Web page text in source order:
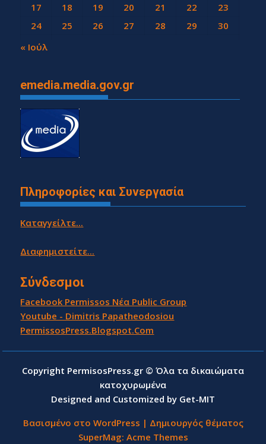
17
18 19 20 21 22
23
24
25 26 27 28 29
30
31
« Ιούλ
emedia.media.gov.gr
Πληροφορίες και Συνεργασία
Καταγγείλτε...
Διαφημιστείτε...
Σύνδεσμοι
Facebook Permissos Νέα Public Group
Youtube - Dimitris Papatheodosiou
PermissosPress.Blogspot.Com
Copyright PermisosPress.gr © Όλα τα δικαιώματα
κατοχυρωμένα
Designed and Customized by Get-MIT
Βασισμένο στο WordPress | Δημιουργός θέματος
SuperMag: Acme Themes